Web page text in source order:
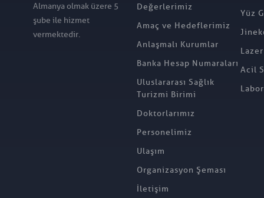
Almanya olmak üzere 5
şube ile hizmet
vermektedir.
Değerlerimiz
Amaç ve Hedeflerimiz
Anlaşmalı Kurumlar
Banka Hesap Numaraları
Uluslararası Sağlık
Turizmi Birimi
Doktorlarımız
Personelimiz
Ulaşım
Organizasyon Şeması
İletişim
Yüz
Acil